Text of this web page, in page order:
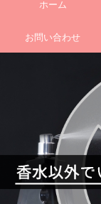
ホーム
お問い合わせ